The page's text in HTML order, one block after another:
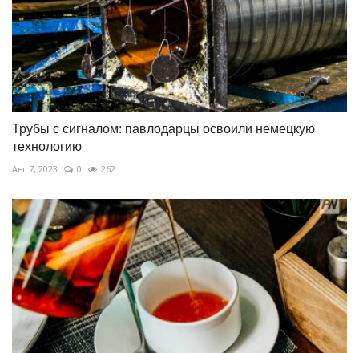
Трубы с сигналом: павлодарцы освоили немецкую
технологию
Авг 7, 2023 0 262